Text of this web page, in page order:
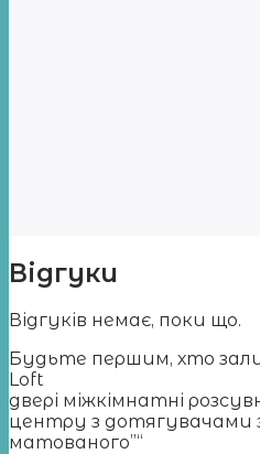
Відгуки
Відгуків немає, поки що.
Будьте першим, хто
Loft
двері міжкімнатні
центру з дотягувачами
матованого”“